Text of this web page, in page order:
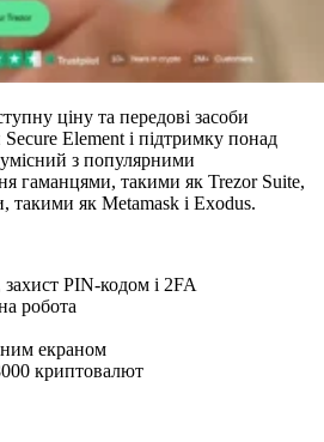
ціну та передові засоби
Element і підтримку понад
з популярними
гаманцями, такими як Trezor Suite,
такими як Metamask і Exodus.
PIN-кодом і 2FA
робота
екраном
криптовалют